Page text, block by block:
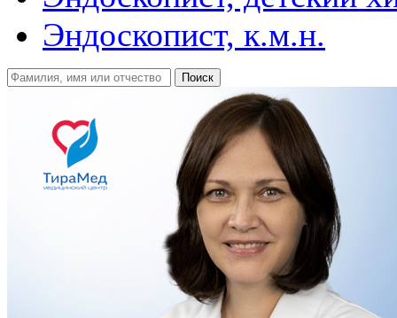
Эндоскопист, к.м.н.
Поиск